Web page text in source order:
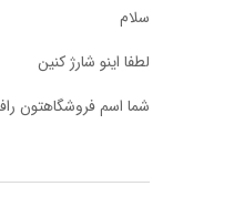
سلام
لطفا اينو شارژ كنين
شما اسم فروشگاهتون